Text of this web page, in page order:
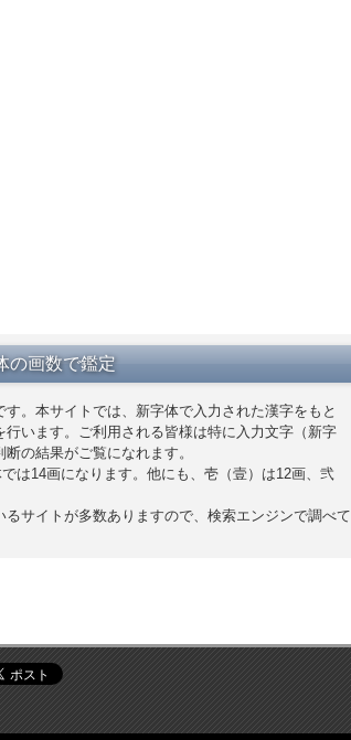
の画数で鑑定
。本サイトでは、新字体で入力された漢字をもと
います。ご利用される皆様は特に入力文字（新字
の結果がご覧になれます。
は14画になります。他にも、壱（壹）は12画、弐
サイトが多数ありますので、検索エンジンで調べて